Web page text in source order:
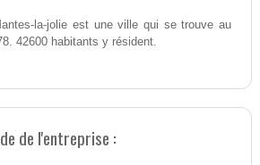
la-jolie est une ville qui se trouve au
42600 habitants y résident.
de l'entreprise :